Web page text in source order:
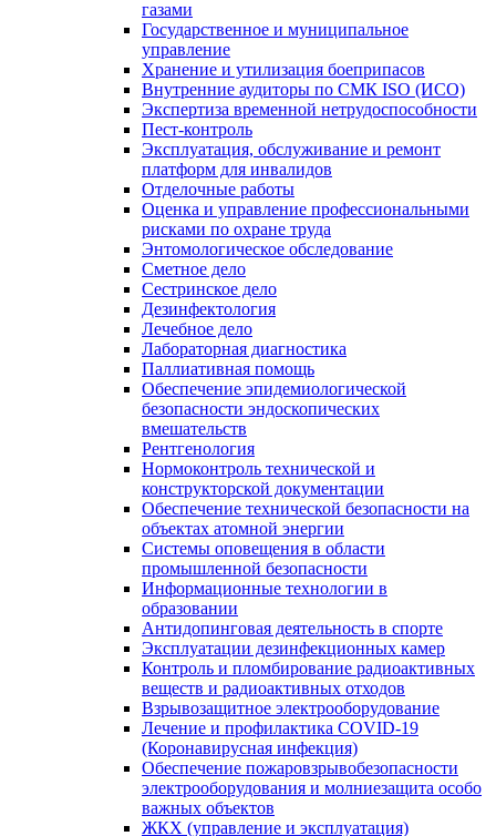
газами
Государственное и муниципальное
управление
Хранение и утилизация боеприпасов
Внутренние аудиторы по СМК ISO (ИСО)
Экспертиза временной нетрудоспособности
Пест-контроль
Эксплуатация, обслуживание и ремонт
платформ для инвалидов
Отделочные работы
Оценка и управление профессиональными
рисками по охране труда
Энтомологическое обследование
Сметное дело
Сестринское дело
Дезинфектология
Лечебное дело
Лабораторная диагностика
Паллиативная помощь
Обеспечение эпидемиологической
безопасности эндоскопических
вмешательств
Рентгенология
Нормоконтроль технической и
конструкторской документации
Обеспечение технической безопасности на
объектах атомной энергии
Системы оповещения в области
промышленной безопасности
Информационные технологии в
образовании
Антидопинговая деятельность в спорте
Эксплуатации дезинфекционных камер
Контроль и пломбирование радиоактивных
веществ и радиоактивных отходов
Взрывозащитное электрооборудование
Лечение и профилактика COVID-19
(Коронавирусная инфекция)
Обеспечение пожаровзрывобезопасности
электрооборудования и молниезащита особо
важных объектов
ЖКХ (управление и эксплуатация)